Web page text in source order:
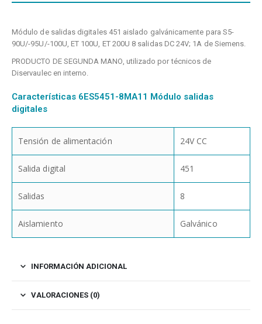
Módulo de salidas digitales 451 aislado galvánicamente para S5-
90U/-95U/-100U, ET 100U, ET 200U 8 salidas DC 24V; 1A de Siemens.
PRODUCTO DE SEGUNDA MANO, utilizado por técnicos de
Diservaulec en interno.
Características 6ES5451-8MA11 Módulo salidas
digitales
Tensión de alimentación 24V CC
Salida digital 451
Salidas 8
Aislamiento Galvánico
INFORMACIÓN ADICIONAL
VALORACIONES (0)